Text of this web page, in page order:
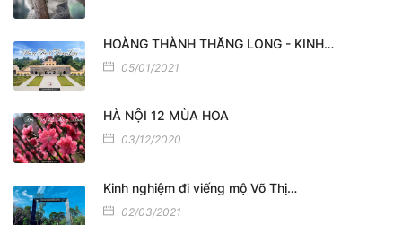
HOÀNG THÀNH THĂNG LONG - KINH…
05/01/2021
HÀ NỘI 12 MÙA HOA
03/12/2020
Kinh nghiệm đi viếng mộ Võ Thị…
02/03/2021